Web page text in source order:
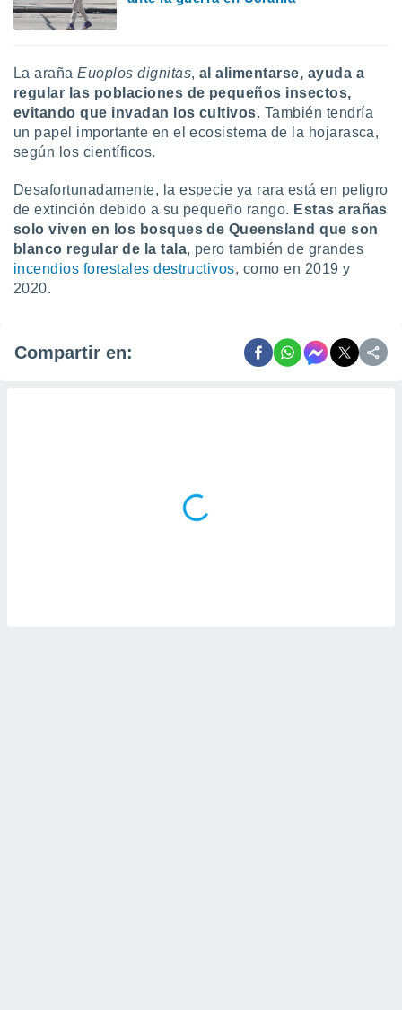
e
mediante
publicidad
de
1199
La arañaEuoplos dignitas, al alimentarse, ayuda a
regular las poblaciones de pequeños insectos,
evitando que invadan los cultivos. También tendría
un papel importante en el ecosistema de la hojarasca,
según los científicos.
Desafortunadamente, la especie ya rara está en peligro
de extinción debido a su pequeño rango. Estas arañas
solo viven en los bosques de Queensland que son
blanco regular de la tala, pero también de grandes
incendios forestales destructivos, como en 2019 y
2020.
Compartir en: